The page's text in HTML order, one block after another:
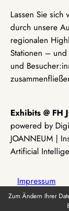
Lassen Sie sich
durch unsere
regionalen
Stationen –
und
Exhibits @ FH
powered by
JOANNEUM |
Artificial
Impressum
Zum Ändern Ihrer